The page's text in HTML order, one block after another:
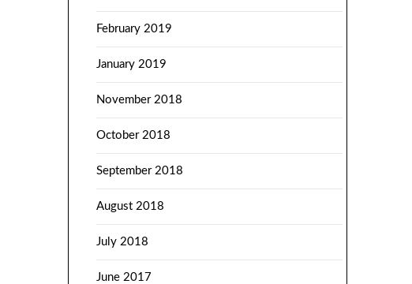
February 2019
January 2019
November 2018
October 2018
September 2018
August 2018
July 2018
June 2017